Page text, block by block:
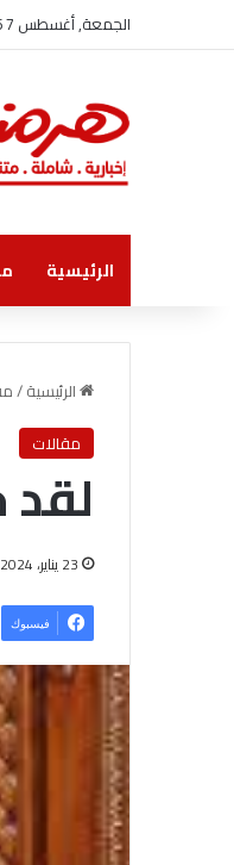
الجمعة, أغسطس 7 2026
الرئيسية
الرئيسية/
مقالات
لقد
23 يناير، 2024
فيسبوك